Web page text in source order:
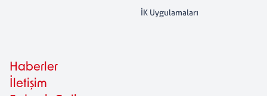
İK Uygulamaları
Haberler
İletişim